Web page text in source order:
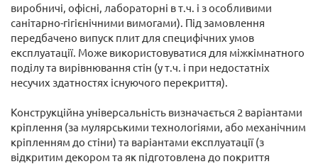
виробничі, офісні, лабораторні в т.ч. і з особливими
санітарно-гігієнічними вимогами). Під замовлення
передбачено випуск плит для специфічних умов
експлуатації. Може використовуватися для міжкімнатного
поділу та вирівнювання стін (у т.ч. і при недостатніх
несучих здатностях існуючого перекриття).
Конструкційна універсальність визначається 2 варіантами
кріплення (за мулярськими технологіями, або механічним
кріпленням до стіни) та варіантами експлуатації (з
відкритим декором та як підготовлена до покриття